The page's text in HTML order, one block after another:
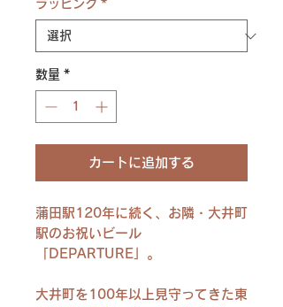
ラッピング *
数量 *
カートに追加する
蒲田駅120年に続く、お隣・大井町
駅のお祝いビール
「DEPARTURE」。
大井町を100年以上見守ってきた東